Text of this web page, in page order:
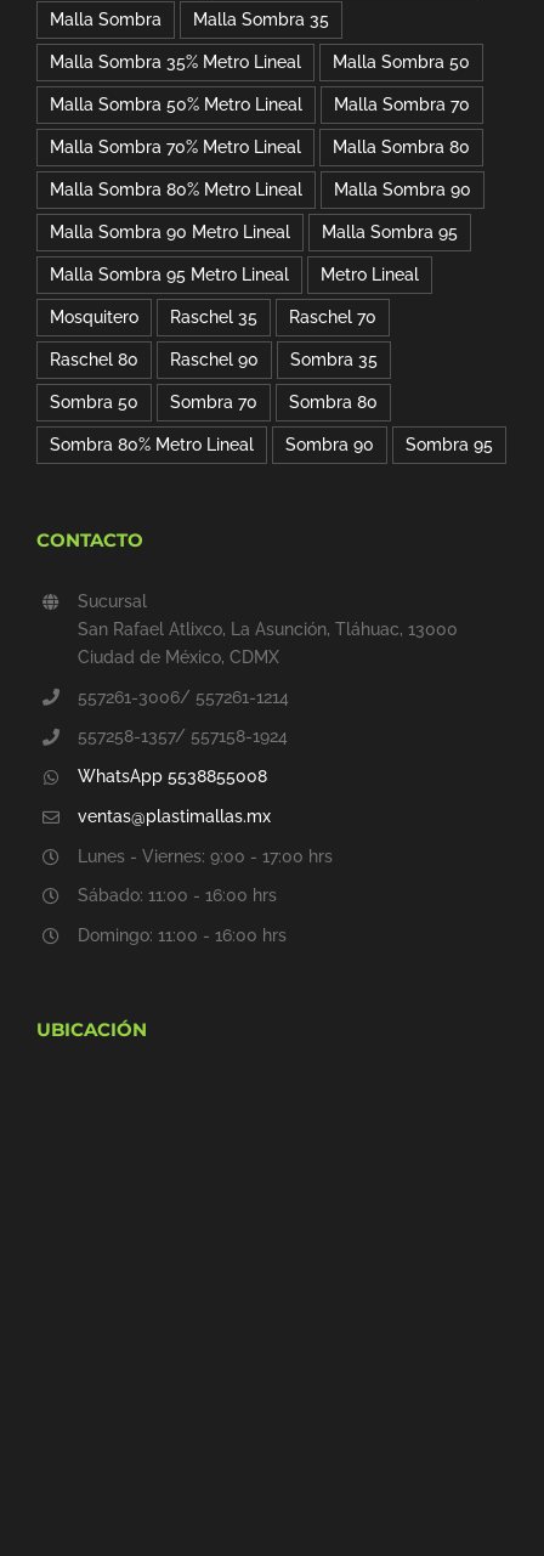
Malla Sombra Malla Sombra 35
Malla Sombra 35% Metro Lineal Malla Sombra 50
Malla Sombra 50% Metro Lineal Malla Sombra 70
Malla Sombra 70% Metro Lineal Malla Sombra 80
Malla Sombra 80% Metro Lineal Malla Sombra 90
Malla Sombra 90 Metro Lineal Malla Sombra 95
Malla Sombra 95 Metro Lineal Metro Lineal
Mosquitero Raschel 35 Raschel 70
Raschel 80 Raschel 90 Sombra 35
Sombra 50 Sombra 70 Sombra 80
Sombra 80% Metro Lineal Sombra 90 Sombra 95
CONTACTO
Sucursal
San Rafael Atlixco, La Asunción, Tláhuac, 13000
Ciudad de México, CDMX
557261-3006/ 557261-1214
557258-1357/ 557158-1924
WhatsApp 5538855008
ventas@plastimallas.mx
Lunes - Viernes: 9:00 - 17:00 hrs
Sábado: 11:00 - 16:00 hrs
Domingo: 11:00 - 16:00 hrs
UBICACIÓN